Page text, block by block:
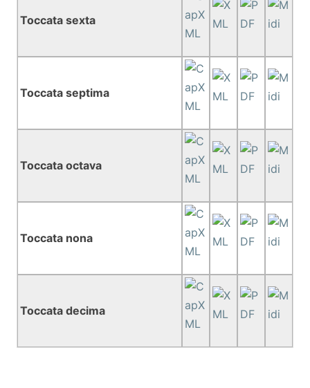
Toccata sexta
Toccata septima
Toccata octava
Toccata nona
Toccata decima